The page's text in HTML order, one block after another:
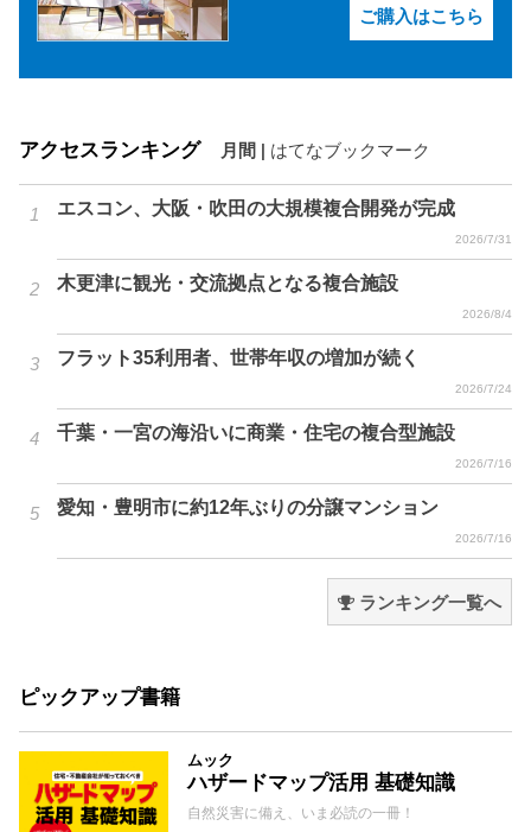
ご購入はこちら
アクセスランキング 月間 はてなブックマーク
エスコン、大阪・吹田の大規模複合開発が完成
2026/7/31
木更津に観光・交流拠点となる複合施設
2026/8/4
フラット35利用者、世帯年収の増加が続く
2026/7/24
千葉・一宮の海沿いに商業・住宅の複合型施設
2026/7/16
愛知・豊明市に約12年ぶりの分譲マンション
2026/7/16
ランキング一覧へ
ピックアップ書籍
ムック
ハザードマップ活用 基礎知識
自然災害に備え、いま必読の一冊！